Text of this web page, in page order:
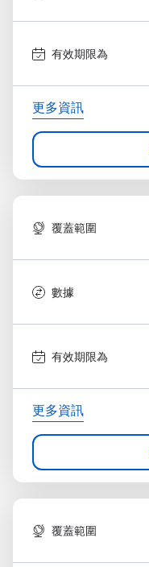
有效期限為
更多資訊
覆蓋範圍
數據
有效期限為
更多資訊
覆蓋範圍